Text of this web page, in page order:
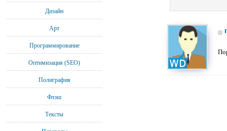
Дизайн
Арт
Программирование
Оптимизация (SEO)
Полиграфия
Флэш
Тексты